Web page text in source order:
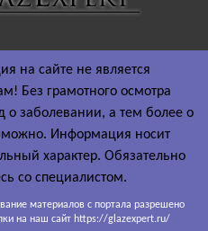
на сайте не является
Без грамотного осмотра
о заболевании, а тем более о
Информация носит
характер. Обязательно
со специалистом.
материалов с портала разрешено
на наш сайт https://glazexpert.ru/